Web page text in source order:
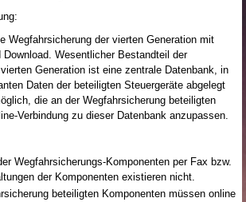
Wegfahrsicherung der vierten Generation mit
Download. Wesentlicher Bestandteil der
Generation ist eine zentrale Datenbank, in
Daten der beteiligten Steuergeräte abgelegt
die an der Wegfahrsicherung beteiligten
Verbindung zu dieser Datenbank anzupassen.
Wegfahrsicherungs-Komponenten per Fax bzw.
der Komponenten existieren nicht.
beteiligten Komponenten müssen online